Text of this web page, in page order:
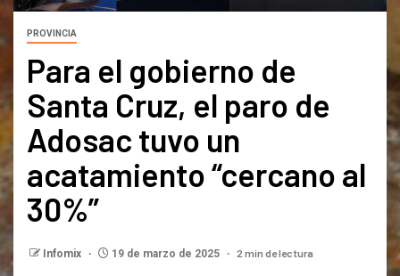
PROVINCIA
Para el gobierno de
Santa Cruz, el paro de
Adosac tuvo un
acatamiento “cercano al
30%”
Infomix 19 de marzo de 2025 2 min de lectura